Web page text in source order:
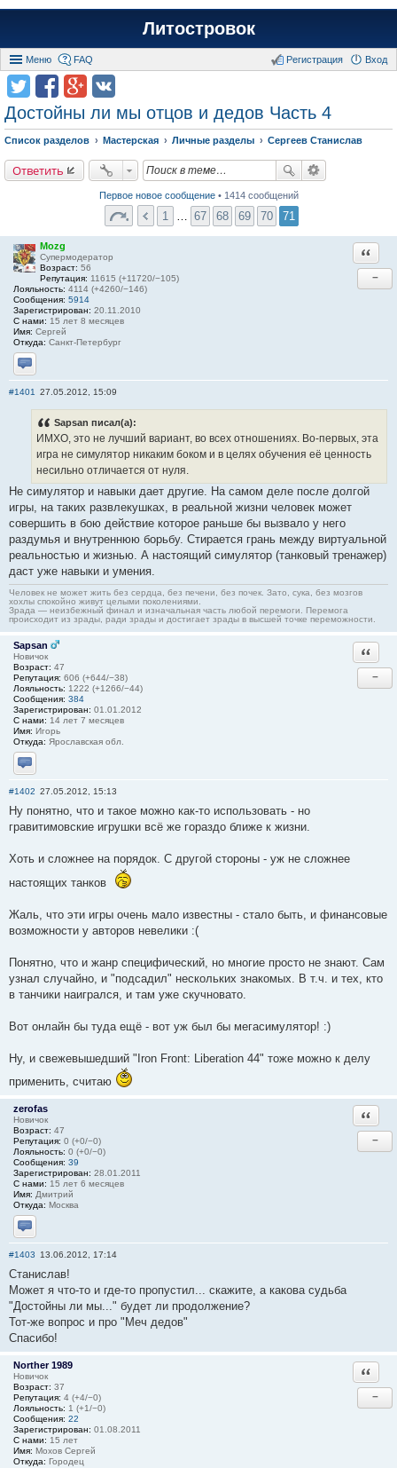
Литостровок
Меню FAQ Вход
Регистрация
Достойны ли мы отцов и дедов Часть 4
Список разделов Мастерская Личные разделы Сергеев Станислав
Ответить
Первое новое сообщение• 1414 сообщений
1 67 68 69 70 71
Mozg
Супермодератор
Возраст: 56
Репутация: 11615 (+11720/−105)
Лояльность: 4114 (+4260/−146)
Сообщения: 5914
Зарегистрирован: 20.11.2010
С нами: 15 лет 8 месяцев
Имя: Сергей
Откуда: Санкт-Петербург
Отправить личное сообщение
−
#1401 27.05.2012, 15:09
Sapsan писал(а):
ИМХО, это не лучший вариант, во всех отношениях. Во-первых, эта
игра не симулятор никаким боком и в целях обучения её ценность
несильно отличается от нуля.
Не симулятор и навыки дает другие. На самом деле после долгой
игры, на таких развлекушках, в реальной жизни человек может
совершить в бою действие которое раньше бы вызвало у него
раздумья и внутреннюю борьбу. Стирается грань между виртуальной
реальностью и жизнью. А настоящий симулятор (танковый тренажер)
даст уже навыки и умения.
Человек не может жить без сердца, без печени, без почек. Зато, сука, без мозгов
хохлы спокойно живут целыми поколениями.
Зрада — неизбежный финал и изначальная часть любой перемоги. Перемога
происходит из зрады, ради зрады и достигает зрады в высшей точке переможности.
Sapsan
Новичок
Возраст: 47
Репутация: 606 (+644/−38)
Лояльность: 1222 (+1266/−44)
Сообщения: 384
Зарегистрирован: 01.01.2012
С нами: 14 лет 7 месяцев
Имя: Игорь
Откуда: Ярославская обл.
Отправить личное сообщение
−
#1402 27.05.2012, 15:13
Ну понятно, что и такое можно как-то использовать - но
гравитимовские игрушки всё же гораздо ближе к жизни.
Хоть и сложнее на порядок. С другой стороны - уж не сложнее
настоящих танков
Жаль, что эти игры очень мало известны - стало быть, и финансовые
возможности у авторов невелики :(
Понятно, что и жанр специфический, но многие просто не знают. Сам
узнал случайно, и "подсадил" нескольких знакомых. В т.ч. и тех, кто
в танчики наигрался, и там уже скучновато.
Вот онлайн бы туда ещё - вот уж был бы мегасимулятор! :)
Ну, и свежевышедший "Iron Front: Liberation 44" тоже можно к делу
применить, считаю
zerofas
Новичок
Возраст: 47
Репутация: 0 (+0/−0)
Лояльность: 0 (+0/−0)
Сообщения: 39
Зарегистрирован: 28.01.2011
С нами: 15 лет 6 месяцев
Имя: Дмитрий
Откуда: Москва
Отправить личное сообщение
−
#1403 13.06.2012, 17:14
Станислав!
Может я что-то и где-то пропустил... скажите, а какова судьба
"Достойны ли мы..." будет ли продолжение?
Тот-же вопрос и про "Меч дедов"
Спасибо!
Norther 1989
Новичок
Возраст: 37
Репутация: 4 (+4/−0)
Лояльность: 1 (+1/−0)
Сообщения: 22
Зарегистрирован: 01.08.2011
С нами: 15 лет
Имя: Мохов Сергей
Откуда: Городец
−